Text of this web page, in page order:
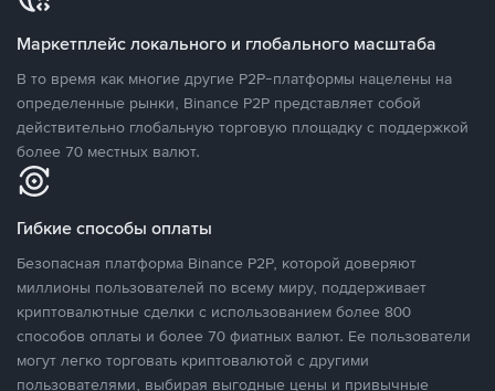
Маркетплейс локального и глобального масштаба
В то время как многие другие P2P-платформы нацелены на
определенные рынки, Binance P2P представляет собой
действительно глобальную торговую площадку с поддержкой
более 70 местных валют.
Гибкие способы оплаты
Безопасная платформа Binance P2P, которой доверяют
миллионы пользователей по всему миру, поддерживает
криптовалютные сделки с использованием более 800
способов оплаты и более 70 фиатных валют. Ее пользователи
могут легко торговать криптовалютой с другими
пользователями, выбирая выгодные цены и привычные